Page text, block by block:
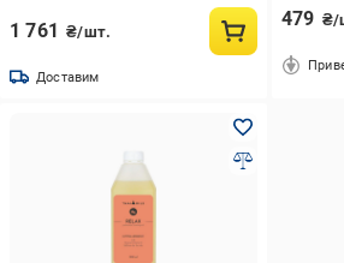
1 761 ₴/шт.
Доставим
479 ₴/